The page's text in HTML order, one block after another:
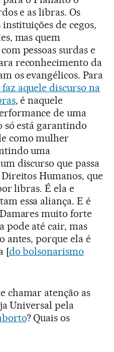
e as libras. Os
de cegos,
mas quem
pessoas surdas e
reconhecimento da
os evangélicos. Para
aquele discurso na
, é naquele
de uma
só está garantindo
como mulher
uma
discurso que passa
Humanos, que
libras. É ela e
essa aliança. E é
muito forte
pode até cair, mas
antes, porque ela é
[do bolsonarismo
chamar atenção as
Universal pela
? Quais os